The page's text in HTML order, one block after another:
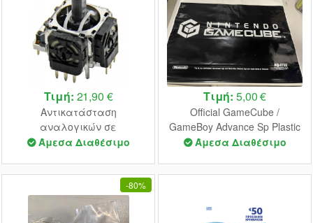
Τιμή: 21,90 €
Αντικατάσταση
αναλογικών σε
χειριστήριο PS4
Άμεσα Διαθέσιμο
Τιμή: 5,00 €
Official GameCube /
GameBoy Advance Sp Plastic
Bag 2003
Άμεσα Διαθέσιμο
-80%